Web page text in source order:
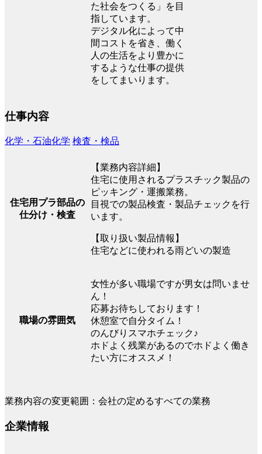
た社会をつくる」を目
指しています。
デジタル化によって中
間コストを省き、働く
人の生活をより豊かに
するような仕事の提供
をしてまいります。
仕事内容
化学・石油化学 検査・検品
住宅用プラ部品の
仕分け・検査
【業務内容詳細】
住宅に使用されるプラスチック製品の
ピッキング・運搬業務。
目視での製品検査・製品チェックを行
います。
【取り扱い製品情報】
住宅などに使われる雨どいの製造
職場の雰囲気
女性が多い職場ですが男女は問いませ
ん！
応募お待ちしております！
休憩室で自分タイム！
のんびりスマホチェック♪
ホドよく残業があるのでホドよく働き
たい方にオススメ！
業務内容の変更範囲：会社の定めるすべての業務
企業情報